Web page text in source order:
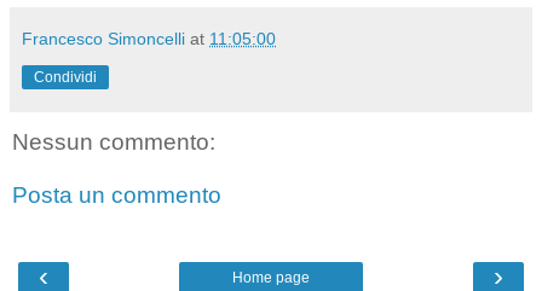
Francesco Simoncelli at 11:05:00
Condividi
Nessun commento:
Posta un commento
‹ ›
Home page